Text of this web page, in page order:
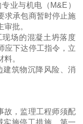
业与机电（M&E）
求承包商暂时停止施
批。
现场的混凝土坍落度
应下达停工指令，立
。
建筑物沉降风险、消
故，监理工程师须配
实施停工措施，第一